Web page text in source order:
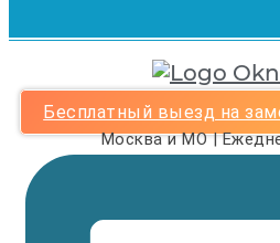
Бесплатный выезд на
Москва и МО |